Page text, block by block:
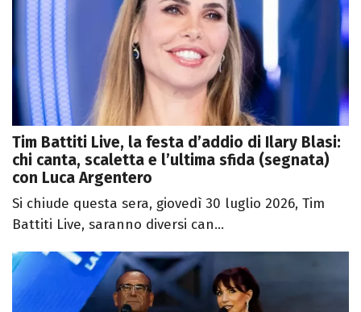
Tim Battiti Live, la festa d’addio di Ilary Blasi:
chi canta, scaletta e l’ultima sfida (segnata)
con Luca Argentero
Si chiude questa sera, giovedì 30 luglio 2026, Tim
Battiti Live, saranno diversi can...